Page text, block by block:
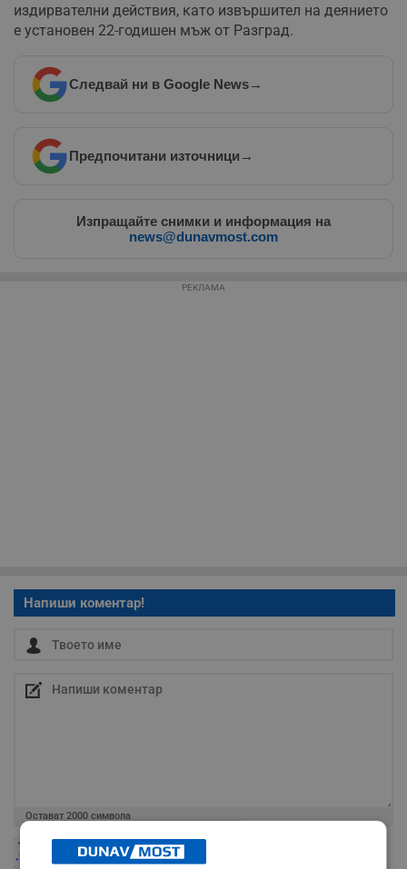
издирвателни действия, като извършител на деянието
е установен 22-годишен мъж от Разград.
Следвай ни в Google News→
Предпочитани източници →
Изпращайте снимки и информация на
news@dunavmost.com
РЕКЛАМА
Напиши коментар!
Остават 2000 символа
Поради зачестилите злоупотреби в сайта, за да оставите анонимен
ОБНОВИ